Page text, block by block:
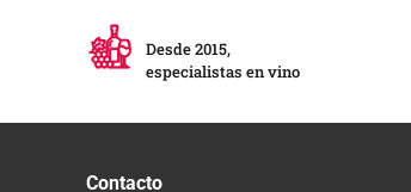
Desde 2015,
especialistas en vino
Contacto